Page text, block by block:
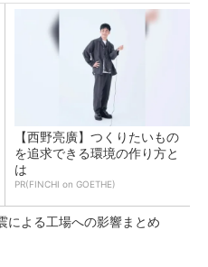
【西野亮廣】つくりたいもの
を追求できる環境の作り方と
は
PR(FINCHI on GOETHE)
による工場への影響まとめ